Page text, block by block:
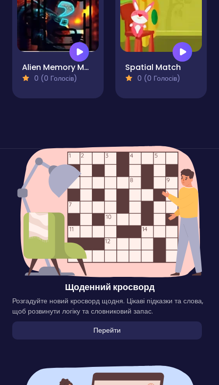
Alien Memory Match
0 (0 Голосів)
Spatial Match
0 (0 Голосів)
Щоденний кросворд
Розгадуйте новий кросворд щодня. Цікаві підказки та слова,
щоб розвинути логіку та словниковий запас.
Перейти